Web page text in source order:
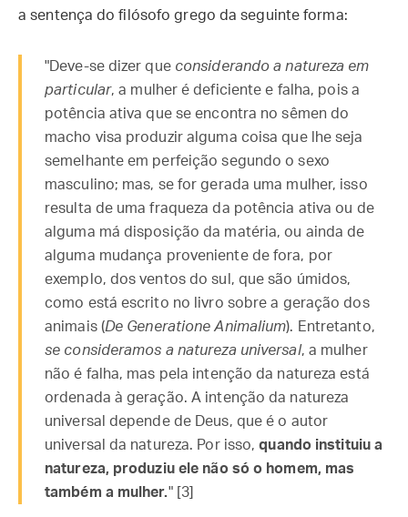
a sentença do filósofo grego da seguinte forma:
"Deve-se dizer que considerando a natureza em
particular, a mulher é deficiente e falha, pois a
potência ativa que se encontra no sêmen do
macho visa produzir alguma coisa que lhe seja
semelhante em perfeição segundo o sexo
masculino; mas, se for gerada uma mulher, isso
resulta de uma fraqueza da potência ativa ou de
alguma má disposição da matéria, ou ainda de
alguma mudança proveniente de fora, por
exemplo, dos ventos do sul, que são úmidos,
como está escrito no livro sobre a geração dos
animais (De Generatione Animalium). Entretanto,
se consideramos a natureza universal, a mulher
não é falha, mas pela intenção da natureza está
ordenada à geração. A intenção da natureza
universal depende de Deus, que é o autor
universal da natureza. Por isso,quando instituiu a
natureza, produziu ele não só o homem, mas
também a mulher." [3]